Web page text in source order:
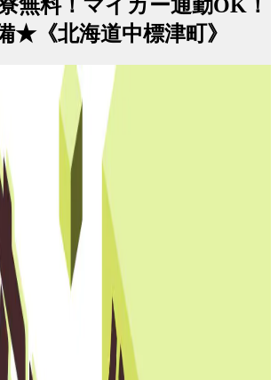
無料！マイカー通勤OK！
★《北海道中標津町》